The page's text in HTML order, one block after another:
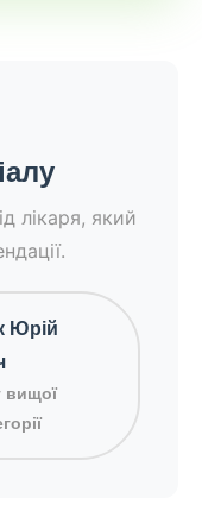
лікаря, який
Юрій
вищої